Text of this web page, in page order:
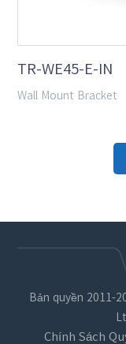
TR-WE45-E-IN
Wall Mount Bracket
Bản quyền 2011-
Chính Sách